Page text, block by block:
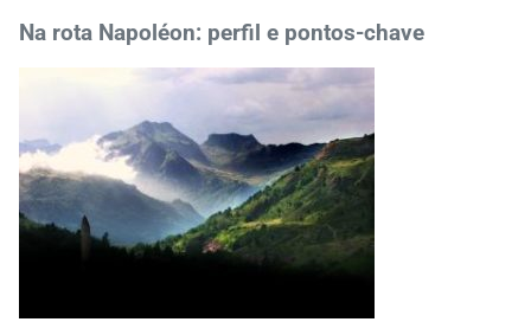
Na rota Napoléon: perfil e pontos-chave